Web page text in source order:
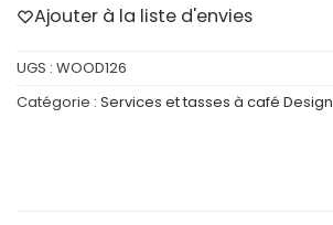
Ajouter à la liste d'envies
UGS : WOOD126
Catégorie : Services et tasses à café Design